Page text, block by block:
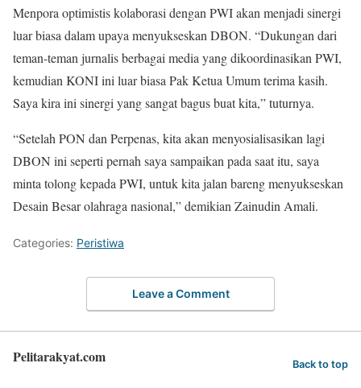
Menpora optimistis kolaborasi dengan PWI akan menjadi sinergi
luar biasa dalam upaya menyukseskan DBON. “Dukungan dari
teman-teman jurnalis berbagai media yang dikoordinasikan PWI,
kemudian KONI ini luar biasa Pak Ketua Umum terima kasih.
Saya kira ini sinergi yang sangat bagus buat kita,” tuturnya.
“Setelah PON dan Perpenas, kita akan menyosialisasikan lagi
DBON ini seperti pernah saya sampaikan pada saat itu, saya
minta tolong kepada PWI, untuk kita jalan bareng menyukseskan
Desain Besar olahraga nasional,” demikian Zainudin Amali.
Categories: Peristiwa
Leave a Comment
Pelitarakyat.com Back to top